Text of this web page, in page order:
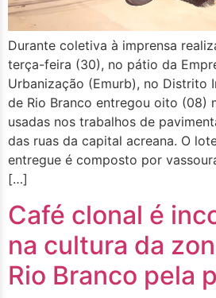
Durante coletiva à imprensa
terça-feira (30), no pátio da
Urbanização (Emurb), no Distrito
de Rio Branco entregou oito (08)
usadas nos trabalhos de
das ruas da capital acreana. O
entregue é composto por
[…]
Café clonal é
na cultura da
Rio Branco pela